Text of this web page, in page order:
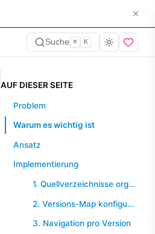
Suche ⌘ K
AUF DIESER SEITE
Problem
Warum es wichtig ist
Ansatz
Implementierung
1. Quellverzeichnisse organisieren
2. Versions-Map konfigurieren
3. Navigation pro Version